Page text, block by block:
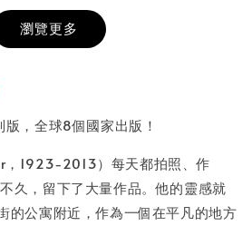
加入購物車
瀏覽更多
，全球8個國家出版！
，1923-2013）每天都拍照、作
久，留下了大量作品。他的靈感就
的公寓附近，作為一個在平凡的地方